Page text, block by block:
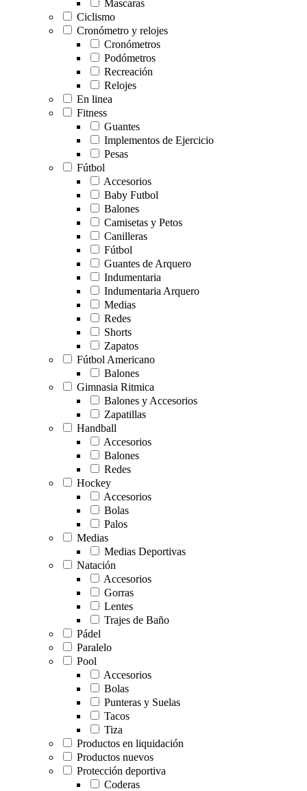
Mascaras
Ciclismo
Cronómetro y relojes
Cronómetros
Podómetros
Recreación
Relojes
En linea
Fitness
Guantes
Implementos de Ejercicio
Pesas
Fútbol
Accesorios
Baby Futbol
Balones
Camisetas y Petos
Canilleras
Fútbol
Guantes de Arquero
Indumentaria
Indumentaria Arquero
Medias
Redes
Shorts
Zapatos
Fútbol Americano
Balones
Gimnasia Ritmica
Balones y Accesorios
Zapatillas
Handball
Accesorios
Balones
Redes
Hockey
Accesorios
Bolas
Palos
Medias
Medias Deportivas
Natación
Accesorios
Gorras
Lentes
Trajes de Baño
Pádel
Paralelo
Pool
Accesorios
Bolas
Punteras y Suelas
Tacos
Tiza
Productos en liquidación
Productos nuevos
Protección deportiva
Coderas